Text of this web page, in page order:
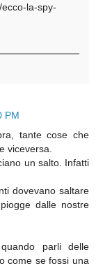
la-spy-
PM
tante cose che
viceversa.
un salto. Infatti
dovevano saltare
dalle nostre
parli delle
come se fossi una